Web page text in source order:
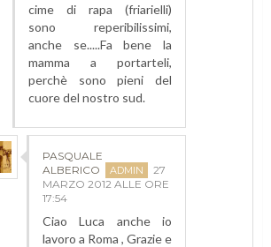
cime di rapa (friarielli)
sono reperibilissimi,
anche se.....Fa bene la
mamma a portarteli,
perchè sono pieni del
cuore del nostro sud.
PASQUALE
ALBERICO
27
MARZO 2012 ALLE ORE
17:54
Ciao Luca anche io
lavoro a Roma , Grazie e